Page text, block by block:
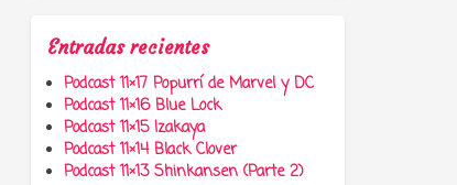
Entradas recientes
Podcast 11×17 Popurrí de Marvel y DC
Podcast 11×16 Blue Lock
Podcast 11×15 Izakaya
Podcast 11×14 Black Clover
Podcast 11×13 Shinkansen (Parte 2)